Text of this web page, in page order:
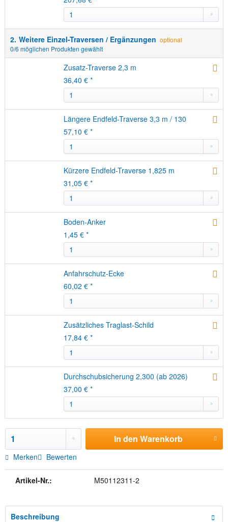
2. Weitere Einzel-Traversen / Ergänzungen optional
0/6 möglichen Produkten gewählt
Zusatz-Traverse 2,3 m
36,40 € *
Längere Endfeld-Traverse 3,3 m / 130
57,10 € *
Kürzere Endfeld-Traverse 1,825 m
31,05 € *
Boden-Anker
1,45 € *
Anfahrschutz-Ecke
60,02 € *
Zusätzliches Traglast-Schild
17,84 € *
Durchschubsicherung 2,300 (ab 2026)
37,00 € *
In den Warenkorb
Merken Bewerten
Artikel-Nr.: M50112311-2
Beschreibung